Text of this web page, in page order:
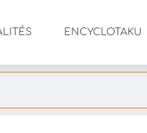
ENCYCLOTAKU